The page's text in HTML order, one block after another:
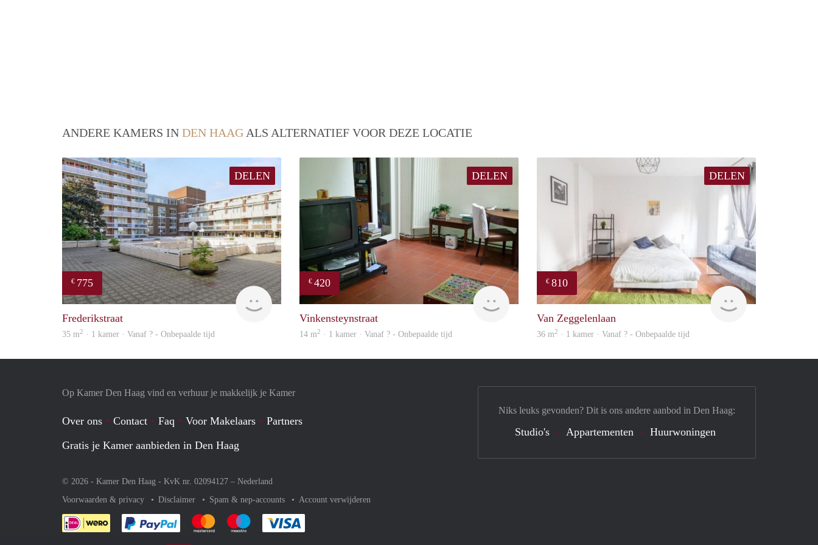
ANDERE KAMERS IN DEN HAAG ALS ALTERNATIEF VOOR DEZE LOCATIE
DELEN
€ 775
Woning
Frederikstraat
35 m2 · 1 kamer · Vanaf ? - Onbepaalde tijd
DELEN
€ 420
Vinkensteynstraat
14 m2 · 1 kamer · Vanaf ? - Onbepaalde tijd
DELEN
€ 810
finder
Van Zeggelenlaan
36 m2 · 1 kamer · Vanaf ? - Onbepaalde tijd
Op Kamer Den Haag vind en verhuur je makkelijk je Kamer
Over ons Contact Faq Voor Makelaars
Partners
Gratis je Kamer aanbieden in Den Haag
© 2026 - Kamer Den Haag - KvK nr. 02094127 – Nederland
Voorwaarden & privacy
Disclaimer Spam & nep-accounts Account verwijderen
Je rekent gemakkelijk af met Paypal
Je rekent gemakkelijk af met Mastercard
Je rekent gemakkelijk af met Meastro
Niks leuks gevonden? Dit is ons andere aanbod in Den Haag:
Studio's Appartementen Huurwoningen